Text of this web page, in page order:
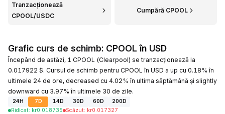
Tranzacționează
CPOOL/USDC
Cumpără CPOOL
Grafic curs de schimb: CPOOL în USD
Începând de astăzi, 1 CPOOL (Clearpool) se tranzacționează la
0.017922 $. Cursul de schimb pentru CPOOL în USD a up cu 0.18% în
ultimele 24 de ore, decreased cu 4.02% în ultima săptămână și slightly
downward cu 3.97% în ultimele 30 de zile.
24H 7D 14D 30D 60D
200D
Ridicat: kr0.018735 Scăzut: kr0.017327